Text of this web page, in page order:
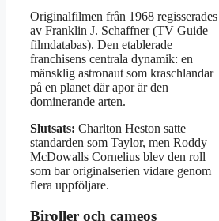
Originalfilmen från 1968 regisserades
av Franklin J. Schaffner (TV Guide –
filmdatabas). Den etablerade
franchisens centrala dynamik: en
mänsklig astronaut som kraschlandar
på en planet där apor är den
dominerande arten.
Slutsats: Charlton Heston satte
standarden som Taylor, men Roddy
McDowalls Cornelius blev den roll
som bar originalserien vidare genom
flera uppföljare.
Biroller och cameos